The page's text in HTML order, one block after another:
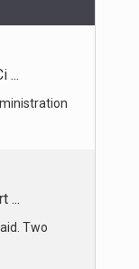
...
Two